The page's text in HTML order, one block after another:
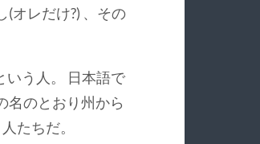
オレだけ?) 、その
いう人。 日本語で
名のとおり州から
たちだ。